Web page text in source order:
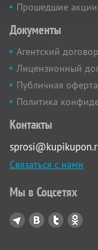
Прошедшие акции
Документы
Агентский договор
Лицензионный
Публичная оферта
Политика
Контакты
Связаться с нами
Мы в Соцсетях